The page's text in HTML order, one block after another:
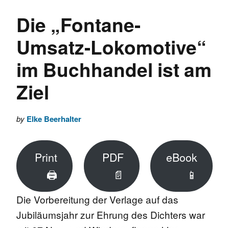
Die „Fontane-
Umsatz-Lokomotive“
im Buchhandel ist am
Ziel
by Elke Beerhalter
Print
🖨
PDF
📄
eBook
📱
Die Vorbereitung der Verlage auf das
Jubiläumsjahr zur Ehrung des Dichters war